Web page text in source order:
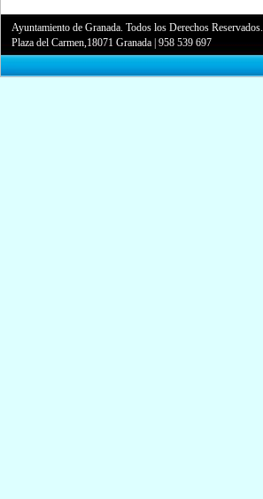
Ayuntamiento de Granada. Todos los Derechos Reservados.
Plaza del Carmen,18071 Granada |958 539 697